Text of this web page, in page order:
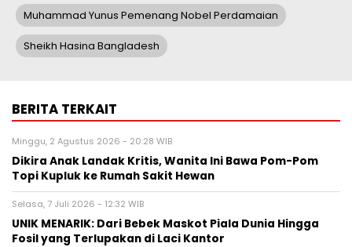
Muhammad Yunus Pemenang Nobel Perdamaian
Sheikh Hasina Bangladesh
BERITA TERKAIT
Minggu, 2 Agustus 2026 - 20:28 WIB
Dikira Anak Landak Kritis, Wanita Ini Bawa Pom-Pom
Topi Kupluk ke Rumah Sakit Hewan
Selasa, 7 Juli 2026 - 12:32 WIB
UNIK MENARIK: Dari Bebek Maskot Piala Dunia Hingga
Fosil yang Terlupakan di Laci Kantor